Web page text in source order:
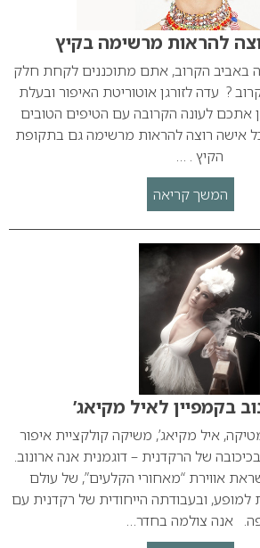
להראות מרשימה בקיץ
באביב הקרוב, אתם מתוכננים לקחת חלק
? עדה לזורגן אוטוריטת האיפור ובעלת
אתכם לעונה הקרובה עם הטיפים הטובים
כל אישה רוצה להראות מרשימה גם בתקופת
הקיץ . …
המשך קריאה
בקמפיין לאיל מקיאג’
איל מקיאג’, משיקה קולקציית איפור
לחורף 2012, בכיכובה של הרקדנית – דוגמנית אנה ארונוב.
אווירת “מאחורי הקלעים”, של עולם
למופע, ובעבודתה הייחודית של רקדנית עם
אנה צולמה בחדר…